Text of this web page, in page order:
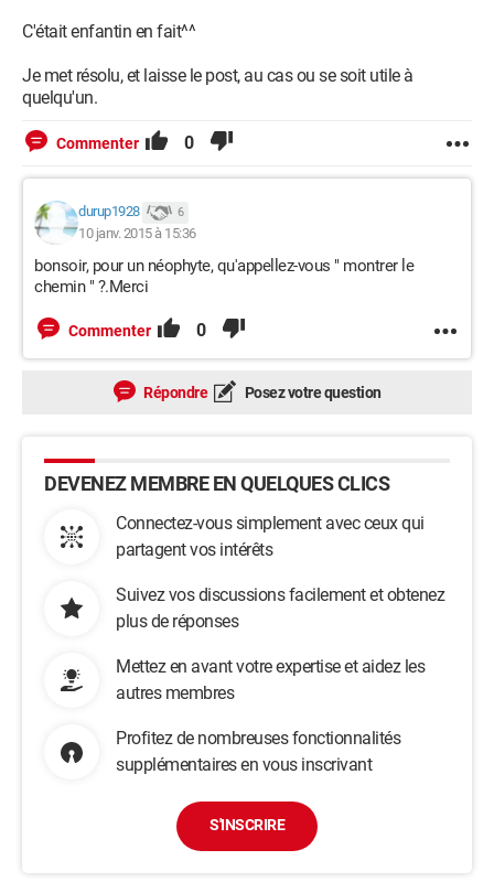
C'était enfantin en fait^^
Je met résolu, et laisse le post, au cas ou se soit utile à
quelqu'un.
Commenter 0
durup1928 6
10 janv. 2015 à 15:36
bonsoir, pour un néophyte, qu'appellez-vous " montrer le
chemin " ?.Merci
Commenter 0
Répondre Posez votre question
DEVENEZ MEMBRE EN QUELQUES CLICS
Connectez-vous simplement avec ceux qui
partagent vos intérêts
Suivez vos discussions facilement et obtenez
plus de réponses
Mettez en avant votre expertise et aidez les
autres membres
Profitez de nombreuses fonctionnalités
supplémentaires en vous inscrivant
S'INSCRIRE